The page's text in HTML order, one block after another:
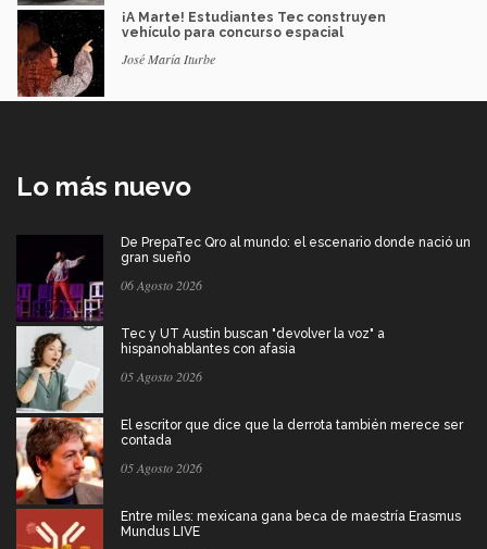
¡A Marte! Estudiantes Tec construyen
vehículo para concurso espacial
José María Iturbe
Lo más nuevo
De PrepaTec Qro al mundo: el escenario donde nació un
gran sueño
06 Agosto 2026
Tec y UT Austin buscan "devolver la voz" a
hispanohablantes con afasia
05 Agosto 2026
El escritor que dice que la derrota también merece ser
contada
05 Agosto 2026
Entre miles: mexicana gana beca de maestría Erasmus
Mundus LIVE